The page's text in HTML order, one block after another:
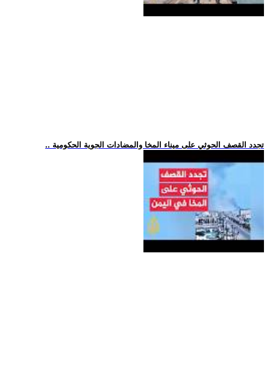
.. تجدد القصف الحوثي على ميناء المخا والمضادات الجوية الحكومية